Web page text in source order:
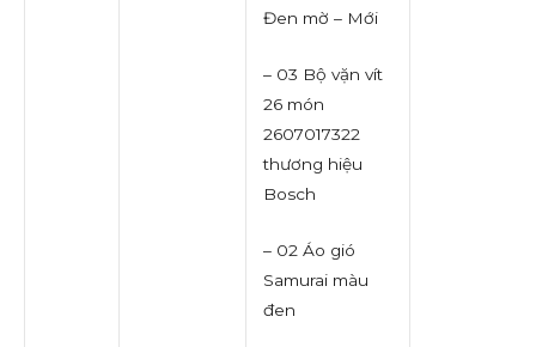
Đen mờ – Mới
– 03 Bộ vặn vít
26 món
2607017322
thương hiệu
Bosch
– 02 Áo gió
Samurai màu
đen